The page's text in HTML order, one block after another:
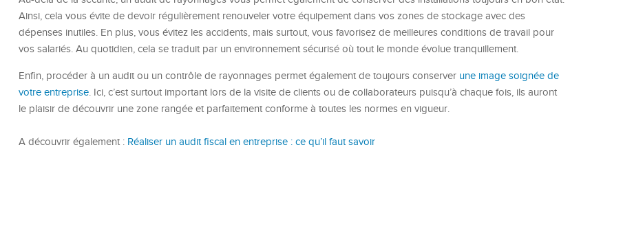
Ainsi, cela vous évite de devoir régulièrement renouveler votre équipement dans vos zones de stockage avec des
dépenses inutiles. En plus, vous évitez les accidents, mais surtout, vous favorisez de meilleures conditions de travail pour
vos salariés. Au quotidien, cela se traduit par un environnement sécurisé où tout le monde évolue tranquillement.
Enfin, procéder à un audit ou un contrôle de rayonnages permet également de toujours conserver une image soignée de
votre entreprise. Ici, c’est surtout important lors de la visite de clients ou de collaborateurs puisqu’à chaque fois, ils auront
le plaisir de découvrir une zone rangée et parfaitement conforme à toutes les normes en vigueur.
A découvrir également : Réaliser un audit fiscal en entreprise : ce qu’il faut savoir